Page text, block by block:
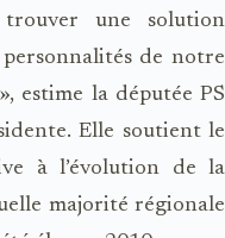
une solution
de notre
estime la députée PS
Elle soutient le
à l’évolution de la
majorité régionale